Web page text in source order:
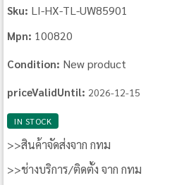
Sku: LI-HX-TL-UW85901
Mpn: 100820
Condition: New product
priceValidUntil: 2026-12-15
IN STOCK
>>สินค้าจัดส่งจาก กทม
>>ช่างบริการ/ติดตั้ง จาก กทม